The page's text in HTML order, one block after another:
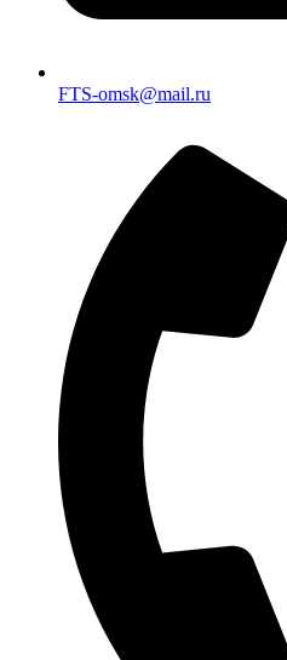
FTS-omsk@mail.ru